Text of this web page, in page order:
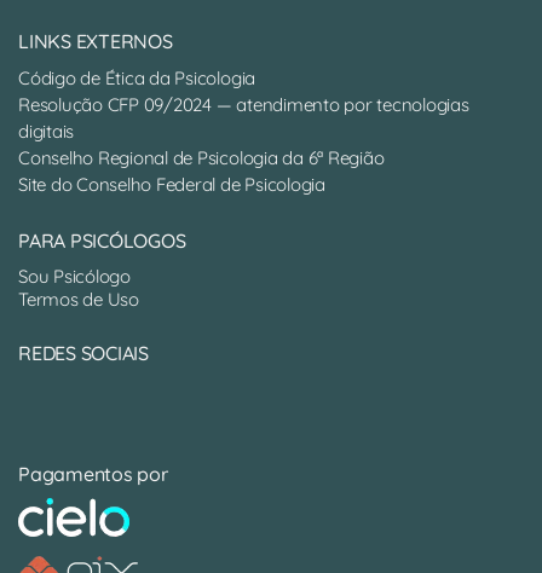
LINKS EXTERNOS
Código de Ética da Psicologia
Resolução CFP 09/2024 — atendimento por tecnologias
digitais
Conselho Regional de Psicologia da 6ª Região
Site do Conselho Federal de Psicologia
PARA PSICÓLOGOS
Sou Psicólogo
Termos de Uso
REDES SOCIAIS
Pagamentos por